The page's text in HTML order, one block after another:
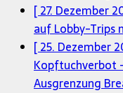
[ 27. Dezember
auf Lobby-Trips
[ 25. Dezember
Kopftuchverbot
Ausgrenzung